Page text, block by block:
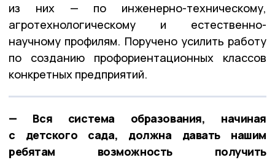
из них — по инженерно-техническому,
агротехнологическому и естественно-
научному профилям. Поручено усилить работу
по созданию профориентационных классов
конкретных предприятий.
— Вся система образования, начиная
с детского сада, должна давать нашим
ребятам возможность получить